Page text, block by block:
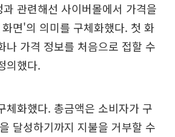
관련해선 사이버몰에서 가격을
면'의 의미를 구체화했다. 첫 화
나 가격 정보를 처음으로 접할 수
의했다.
체화했다. 총금액은 소비자가 구
달성하기까지 지불을 거부할 수